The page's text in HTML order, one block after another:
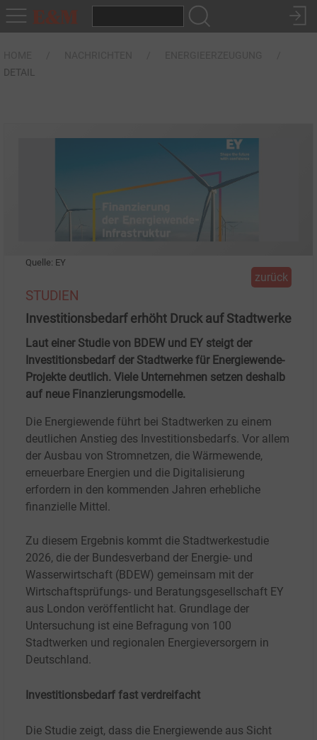
DETAIL
Quelle: EY
zurück
STUDIEN
Investitionsbedarf erhöht Druck auf Stadtwerke
Laut einer Studie von BDEW und EY steigt der
Investitionsbedarf der Stadtwerke für Energiewende-
Projekte deutlich. Viele Unternehmen setzen deshalb
auf neue Finanzierungsmodelle.
Die Energiewende führt bei Stadtwerken zu einem
deutlichen Anstieg des Investitionsbedarfs. Vor allem
der Ausbau von Stromnetzen, die Wärmewende,
erneuerbare Energien und die Digitalisierung
erfordern in den kommenden Jahren erhebliche
finanzielle Mittel.
Zu diesem Ergebnis kommt die Stadtwerkestudie
2026, die der Bundesverband der Energie- und
Wasserwirtschaft (BDEW) gemeinsam mit der
Wirtschaftsprüfungs- und Beratungsgesellschaft EY
aus London veröffentlicht hat. Grundlage der
Untersuchung ist eine Befragung von 100
Stadtwerken und regionalen Energieversorgern in
Deutschland.
Investitionsbedarf fast verdreifacht
Die Studie zeigt, dass die Energiewende aus Sicht